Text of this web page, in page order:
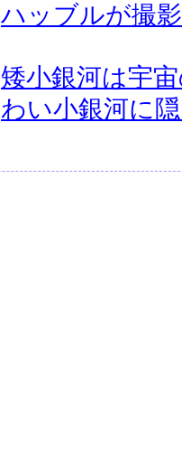
ハッブルが撮
矮小銀河は宇
わい小銀河に